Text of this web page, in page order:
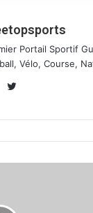
Portail Sportif
Vélo, Course,
i